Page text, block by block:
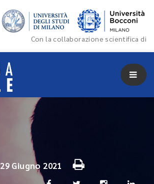
Con la collaborazione scientifica di
29 Giugno 2021